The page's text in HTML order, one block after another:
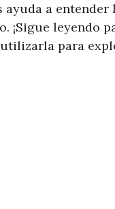
a entender
¡Sigue leyendo
para